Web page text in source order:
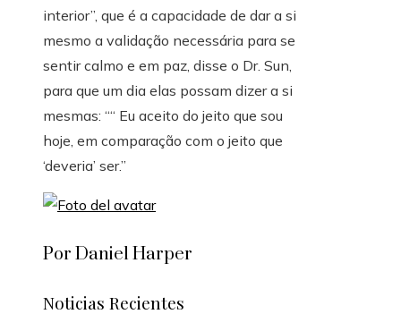
interior”, que é a capacidade de dar a si
mesmo a validação necessária para se
sentir calmo e em paz, disse o Dr. Sun,
para que um dia elas possam dizer a si
mesmas: ““ Eu aceito do jeito que sou
hoje, em comparação com o jeito que
‘deveria’ ser.”
Por Daniel Harper
Noticias Recientes